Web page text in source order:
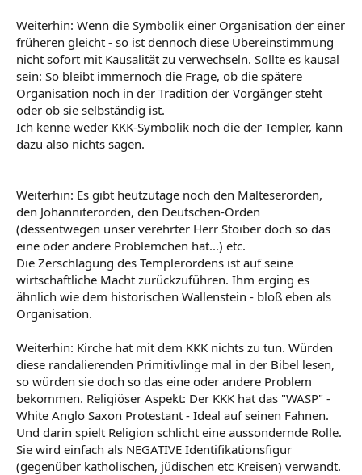
Weiterhin: Wenn die Symbolik einer Organisation der einer
früheren gleicht - so ist dennoch diese Übereinstimmung
nicht sofort mit Kausalität zu verwechseln. Sollte es kausal
sein: So bleibt immernoch die Frage, ob die spätere
Organisation noch in der Tradition der Vorgänger steht
oder ob sie selbständig ist.
Ich kenne weder KKK-Symbolik noch die der Templer, kann
dazu also nichts sagen.
Weiterhin: Es gibt heutzutage noch den Malteserorden,
den Johanniterorden, den Deutschen-Orden
(dessentwegen unser verehrter Herr Stoiber doch so das
eine oder andere Problemchen hat...) etc.
Die Zerschlagung des Templerordens ist auf seine
wirtschaftliche Macht zurückzuführen. Ihm erging es
ähnlich wie dem historischen Wallenstein - bloß eben als
Organisation.
Weiterhin: Kirche hat mit dem KKK nichts zu tun. Würden
diese randalierenden Primitivlinge mal in der Bibel lesen,
so würden sie doch so das eine oder andere Problem
bekommen. Religiöser Aspekt: Der KKK hat das "WASP" -
White Anglo Saxon Protestant - Ideal auf seinen Fahnen.
Und darin spielt Religion schlicht eine aussondernde Rolle.
Sie wird einfach als NEGATIVE Identifikationsfigur
(gegenüber katholischen, jüdischen etc Kreisen) verwandt.